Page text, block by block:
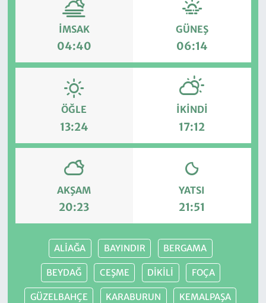
İMSAK
04:40
GÜNEŞ
06:14
ÖĞLE
13:24
İKINDI
17:12
AKŞAM
20:23
YATSI
21:51
ALİAĞA BAYINDIR BERGAMA
BEYDAĞ CEŞME DİKİLİ FOÇA
GÜZELBAHÇE KARABURUN KEMALPAŞA